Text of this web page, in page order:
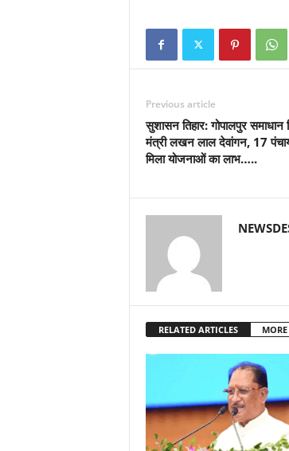
Previous article
सुशासन तिहार: गोपालपुर समाधान
मंत्री लखन लाल देवांगन, 17
मिला योजनाओं का लाभ…..
RELATED ARTICLES